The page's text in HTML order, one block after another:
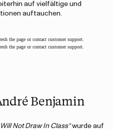
auf vielfältige und
auftauchen.
the page or contact customer support.
the page or contact customer support.
Benjamin
Not Draw In Class“wurde auf